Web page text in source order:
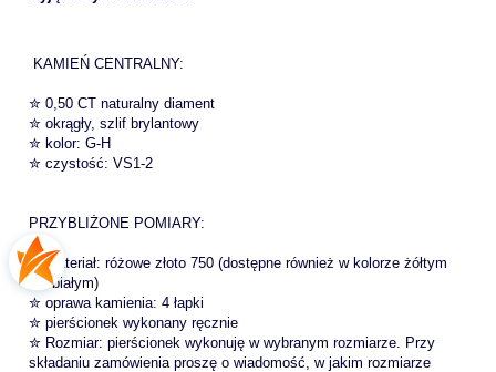
KAMIEŃ CENTRALNY:
✮ 0,50 CT naturalny diament
✮ okrągły, szlif brylantowy
✮ kolor: G-H
✮ czystość: VS1-2
PRZYBLIŻONE POMIARY:
✮ materiał: różowe złoto 750 (dostępne również w kolorze żółtym
lub białym)
✮ oprawa kamienia: 4 łapki
✮ pierścionek wykonany ręcznie
✮ Rozmiar: pierścionek wykonuję w wybranym rozmiarze. Przy
składaniu zamówienia proszę o wiadomość, w jakim rozmiarze